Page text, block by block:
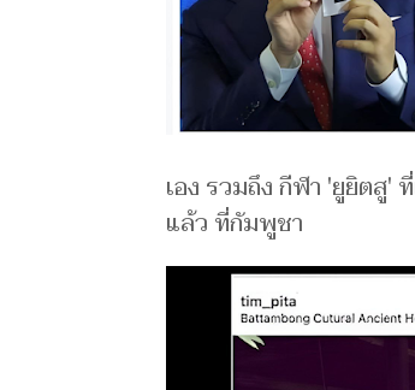
เอง รวมถึง กีฬา 'ยูยิตสู'
แล้ว ที่กัมพูชา